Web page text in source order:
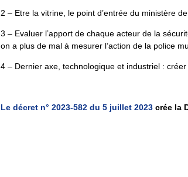
2 – Etre la vitrine, le point d’entrée du ministère
3 – Evaluer l’apport de chaque acteur de la
on a plus de mal à mesurer l’action de la police
4 – Dernier axe, technologique et industriel :
Le décret n° 2023-582 du 5 juillet 2023 crée la